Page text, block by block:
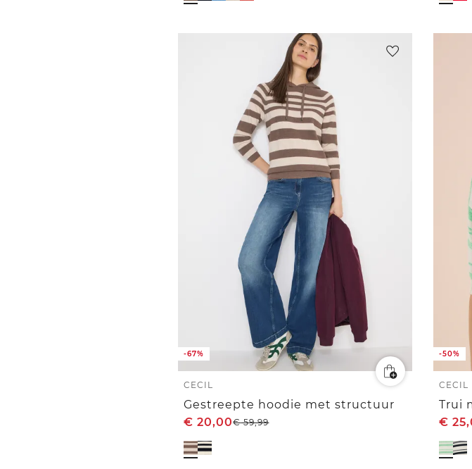
-67%
CECIL
Gestreepte hoodie met structuur
€ 20,00€59,99
-50%
CECIL
Trui
€